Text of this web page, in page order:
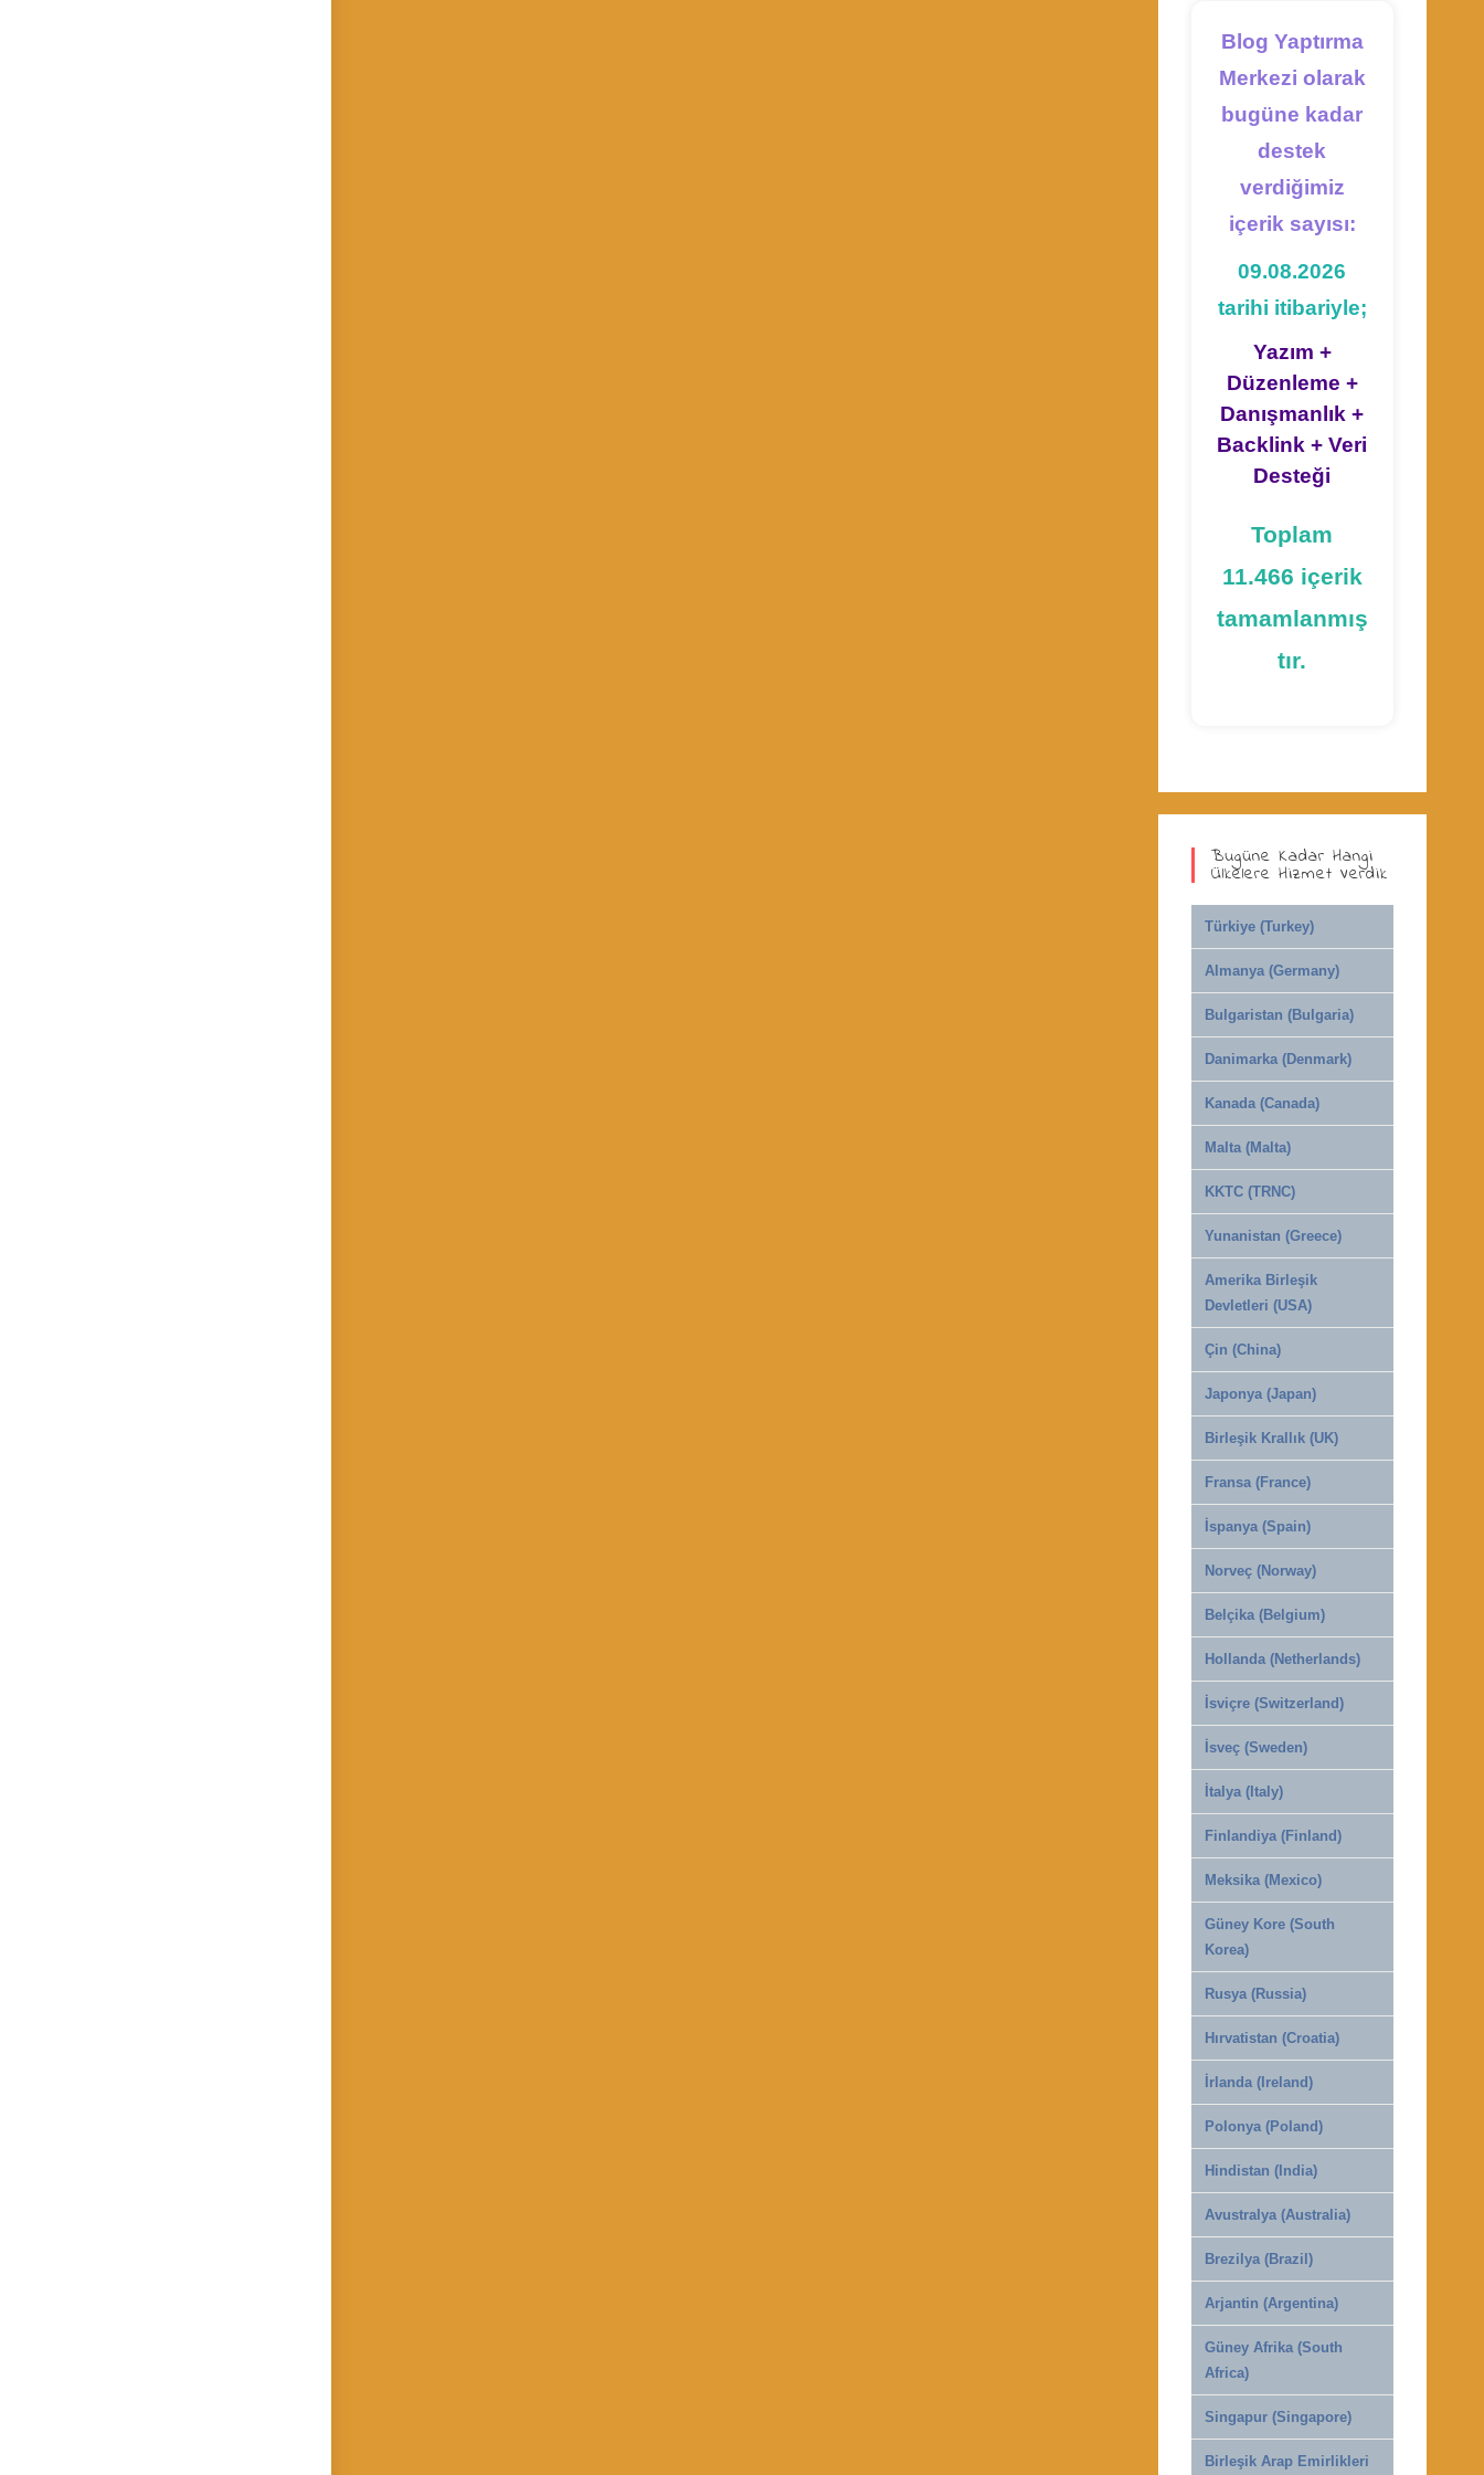
Blog Yaptırma
Merkezi olarak
bugüne kadar
destek
verdiğimiz
içerik sayısı:
09.08.2026
tarihi itibariyle;
Yazım +
Düzenleme +
Danışmanlık +
Backlink + Veri
Desteği
Toplam
11.466 içerik
tamamlanmış
tır.
Bugüne Kadar Hangi
Ülkelere Hizmet Verdik
Türkiye (Turkey)
Almanya (Germany)
Bulgaristan (Bulgaria)
Danimarka (Denmark)
Kanada (Canada)
Malta (Malta)
KKTC (TRNC)
Yunanistan (Greece)
Amerika Birleşik
Devletleri (USA)
Çin (China)
Japonya (Japan)
Birleşik Krallık (UK)
Fransa (France)
İspanya (Spain)
Norveç (Norway)
Belçika (Belgium)
Hollanda (Netherlands)
İsviçre (Switzerland)
İsveç (Sweden)
İtalya (Italy)
Finlandiya (Finland)
Meksika (Mexico)
Güney Kore (South
Korea)
Rusya (Russia)
Hırvatistan (Croatia)
İrlanda (Ireland)
Polonya (Poland)
Hindistan (India)
Avustralya (Australia)
Brezilya (Brazil)
Arjantin (Argentina)
Güney Afrika (South
Africa)
Singapur (Singapore)
Birleşik Arap Emirlikleri